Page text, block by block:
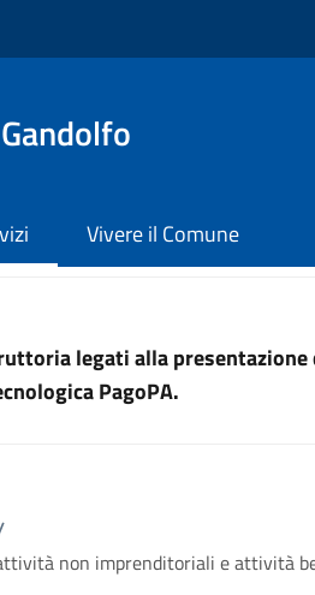
Vivere il Comune
legati alla
PagoPA.
non imprenditoriali e attività